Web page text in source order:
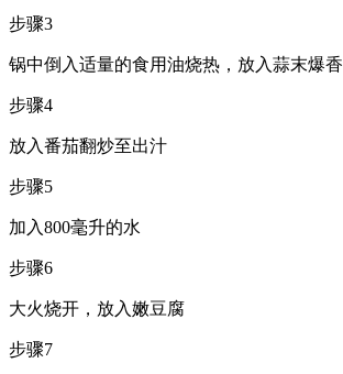
步骤3
锅中倒入适量的食用油烧热，放入蒜末爆香
步骤4
放入番茄翻炒至出汁
步骤5
加入800毫升的水
步骤6
大火烧开，放入嫩豆腐
步骤7